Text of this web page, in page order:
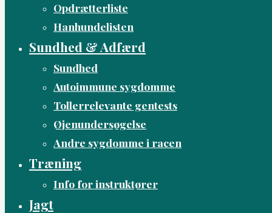
Opdrætterliste
Hanhundelisten
Sundhed & Adfærd
Sundhed
Autoimmune sygdomme
Tollerrelevante gentests
Øjenundersøgelse
Andre sygdomme i racen
Træning
Info for instruktører
Jagt